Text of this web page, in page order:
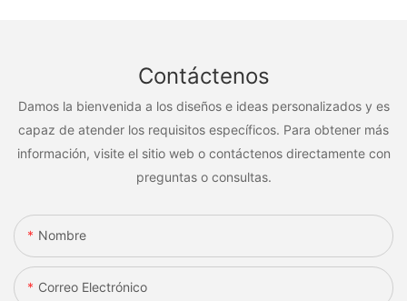
Contáctenos
Damos la bienvenida a los diseños e ideas personalizados y es
capaz de atender los requisitos específicos. Para obtener más
información, visite el sitio web o contáctenos directamente con
preguntas o consultas.
Nombre
Correo Electrónico